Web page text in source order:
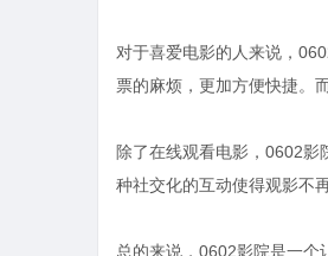
对于喜爱电影的人来说，
票的麻烦，更加方便快捷。
除了在线观看电影，0602
种社交化的互动使得观影不
总的来说，0602影院是一个